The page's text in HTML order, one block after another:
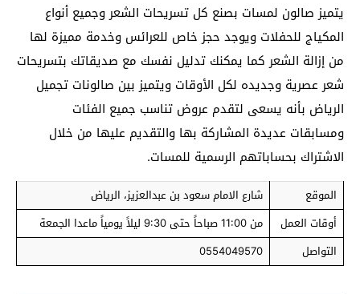
يتميز صالون لمسات بصنع كل تسريحات الشعر وجميع أنواع
المكياج للحفلات ويوجد حجز خاص للعرائس وخدمة مميزة لها
من إزالة الشعر كما يمكنك تدليل نفسك مع صديقاتك بتسريحات
شعر عصرية وجديده لكل الأوقات ويتميز بين صالونات تجميل
الرياض بأنه يسعى لتقدم عروض تناسب جميع الفئات
ومسابقات عديدة المشاركة بها والتقديم عليها من خلال
الاشتراك بحساباتهم الرسمية للمسات.
الموقع
شارع الامام سعود بن عبدالعزيز، الرياض
أوقات العمل
من 11:00 صباحاً حتى 9:30 ليلاً يومياً ماعدا الجمعة
التواصل
0554049570